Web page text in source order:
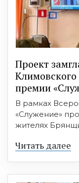
Проект
премии
В рамках
«Служение»
жителях
Читать далее